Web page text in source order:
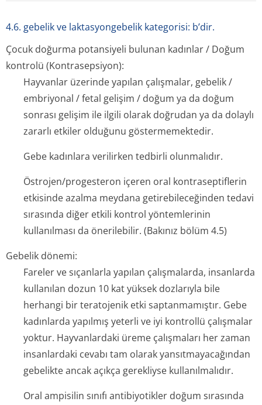
4.6. gebelik ve laktasyongebelik kategorisi: b’dir.
Çocuk doğurma potansiyeli bulunan kadınlar / Doğum
kontrolü (Kontrasepsiyon):
Hayvanlar üzerinde yapılan çalışmalar, gebelik /
embriyonal / fetal gelişim / doğum ya da doğum
sonrası gelişim ile ilgili olarak doğrudan ya da dolaylı
zararlı etkiler olduğunu göstermemektedir.
Gebe kadınlara verilirken tedbirli olunmalıdır.
Östrojen/proges­teron içeren oral kontraseptiflerin
etkisinde azalma meydana getirebileceğinden tedavi
sırasında diğer etkili kontrol yöntemlerinin
kullanılması da önerilebilir. (Bakınız bölüm 4.5)
Gebelik dönemi:
Fareler ve sıçanlarla yapılan çalışmalarda, insanlarda
kullanılan dozun 10 kat yüksek dozlarıyla bile
herhangi bir teratojenik etki saptanmamıştır. Gebe
kadınlarda yapılmış yeterli ve iyi kontrollü çalışmalar
yoktur. Hayvanlardaki üreme çalışmaları her zaman
insanlardaki cevabı tam olarak yansıtmayacağından
gebelikte ancak açıkça gerekliyse kullanılmalıdır.
Oral ampisilin sınıfı antibiyotikler doğum sırasında